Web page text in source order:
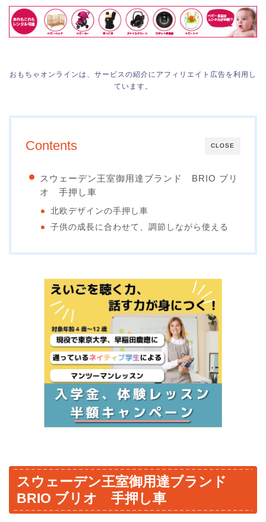
おもちゃオンラインは、サービスの紹介にアフィリエイト広告を利用し
ています。
CLOSE
Contents
スウェーデン王室御用達ブランド BRIO ブリ
オ 手押し車
北欧デザインの手押し車
子供の成長に合わせて、調節しながら使える
スウェーデン王室御用達ブランド
BRIO ブリオ 手押し車